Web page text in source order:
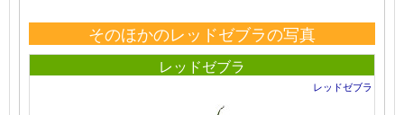
そのほかのレッドゼブラの写真
レッドゼブラ
レッドゼブラ